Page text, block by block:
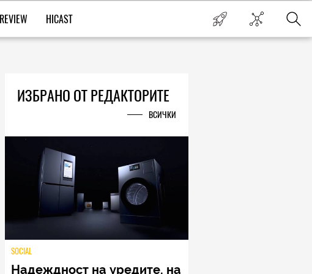
REVIEW HICAST
ИЗБРАНО ОТ РЕДАКТОРИТЕ
ВСИЧКИ